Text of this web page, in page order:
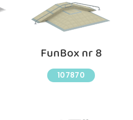
FunBox nr 8
107870